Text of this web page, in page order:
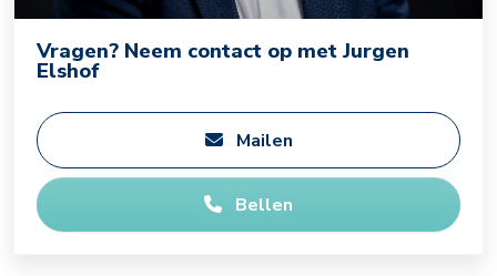
Vragen? Neem contact op met Jurgen
Elshof
Mailen
Bellen